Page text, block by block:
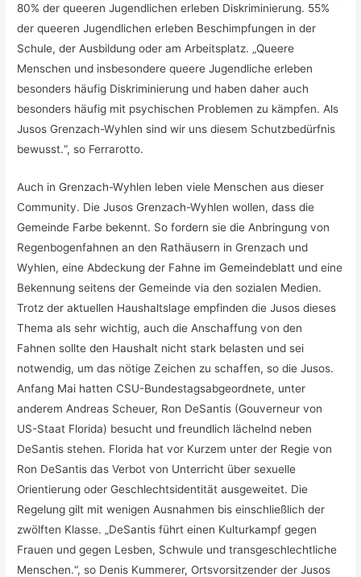
80% der queeren Jugendlichen erleben Diskriminierung. 55%
der queeren Jugendlichen erleben Beschimpfungen in der
Schule, der Ausbildung oder am Arbeitsplatz. „Queere
Menschen und insbesondere queere Jugendliche erleben
besonders häufig Diskriminierung und haben daher auch
besonders häufig mit psychischen Problemen zu kämpfen. Als
Jusos Grenzach-Wyhlen sind wir uns diesem Schutzbedürfnis
bewusst.“, so Ferrarotto.
Auch in Grenzach-Wyhlen leben viele Menschen aus dieser
Community. Die Jusos Grenzach-Wyhlen wollen, dass die
Gemeinde Farbe bekennt. So fordern sie die Anbringung von
Regenbogenfahnen an den Rathäusern in Grenzach und
Wyhlen, eine Abdeckung der Fahne im Gemeindeblatt und eine
Bekennung seitens der Gemeinde via den sozialen Medien.
Trotz der aktuellen Haushaltslage empfinden die Jusos dieses
Thema als sehr wichtig, auch die Anschaffung von den
Fahnen sollte den Haushalt nicht stark belasten und sei
notwendig, um das nötige Zeichen zu schaffen, so die Jusos.
Anfang Mai hatten CSU-Bundestagsabgeordnete, unter
anderem Andreas Scheuer, Ron DeSantis (Gouverneur von
US-Staat Florida) besucht und freundlich lächelnd neben
DeSantis stehen. Florida hat vor Kurzem unter der Regie von
Ron DeSantis das Verbot von Unterricht über sexuelle
Orientierung oder Geschlechtsidentität ausgeweitet. Die
Regelung gilt mit wenigen Ausnahmen bis einschließlich der
zwölften Klasse. „DeSantis führt einen Kulturkampf gegen
Frauen und gegen Lesben, Schwule und transgeschlechtliche
Menschen.“, so Denis Kummerer, Ortsvorsitzender der Jusos